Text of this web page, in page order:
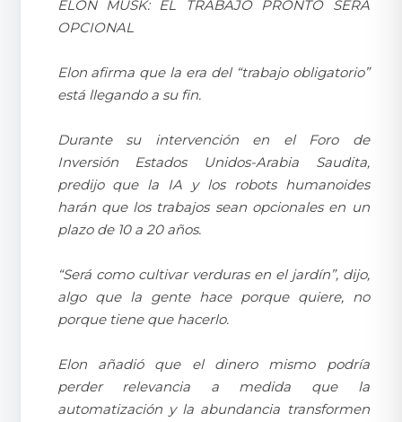
ELON MUSK: EL TRABAJO PRONTO SERÁ
OPCIONAL
Elon afirma que la era del “trabajo obligatorio”
está llegando a su fin.
Durante su intervención en el Foro de
Inversión Estados Unidos-Arabia Saudita,
predijo que la IA y los robots humanoides
harán que los trabajos sean opcionales en un
plazo de 10 a 20 años.
“Será como cultivar verduras en el jardín”, dijo,
algo que la gente hace porque quiere, no
porque tiene que hacerlo.
Elon añadió que el dinero mismo podría
perder relevancia a medida que la
automatización y la abundancia transformen